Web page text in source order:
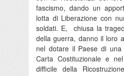
fascismo, dando un
lotta di Liberazione con
soldati. E, chiusa la
della guerra, danno il loro
nel dotare il Paese di una
Carta Costituzionale e
difficile della